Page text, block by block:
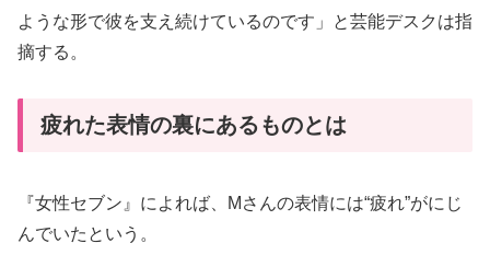
ような形で彼を支え続けているのです」と芸能デスクは指
摘する。
疲れた表情の裏にあるものとは
『女性セブン』によれば、Mさんの表情には“疲れ”がにじ
んでいたという。